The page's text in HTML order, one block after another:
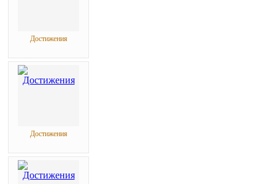
Достижения
Достижения